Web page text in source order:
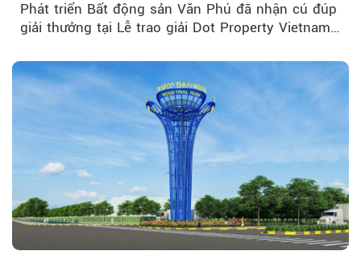
Phát triển Bất động sản Văn Phú đã nhận cú đúp
giải thưởng tại Lễ trao giải Dot Property Vietnam